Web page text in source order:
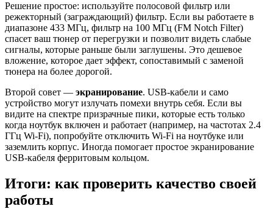
Решение простое: используйте полосовой фильтр или
режекторный (заграждающий) фильтр. Если вы работаете в
диапазоне 433 МГц, фильтр на 100 МГц (FM Notch Filter)
спасет ваш тюнер от перегрузки и позволит видеть слабые
сигналы, которые раньше были заглушены. Это дешевое
вложение, которое дает эффект, сопоставимый с заменой
тюнера на более дорогой.
Второй совет — экранирование. USB-кабели и само
устройство могут излучать помехи внутрь себя. Если вы
видите на спектре призрачные пики, которые есть только
когда ноутбук включен и работает (например, на частотах 2.4
ГГц Wi-Fi), попробуйте отключить Wi-Fi на ноутбуке или
заземлить корпус. Иногда помогает простое экранирование
USB-кабеля ферритовым кольцом.
Итоги: как проверить качество своей
работы